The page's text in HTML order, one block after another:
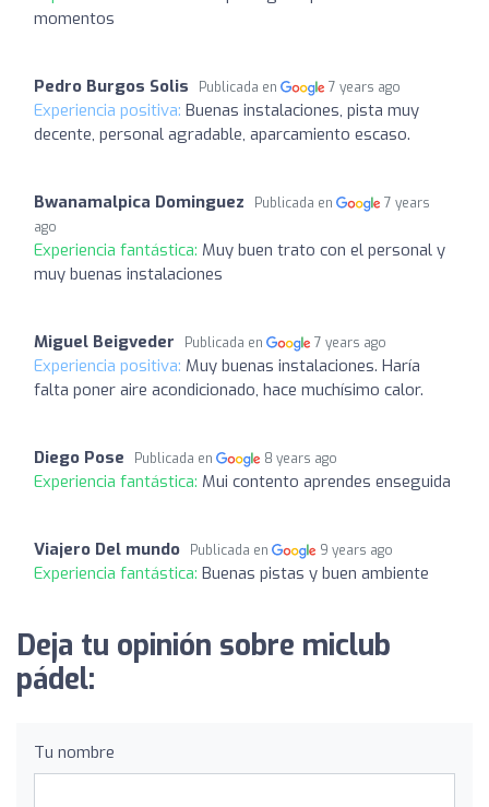
momentos
Pedro Burgos Solis Publicada en 7 years ago
Experiencia positiva: Buenas instalaciones, pista muy
decente, personal agradable, aparcamiento escaso.
Bwanamalpica Dominguez Publicada en
7 years
ago
Experiencia fantástica: Muy buen trato con el personal y
muy buenas instalaciones
Miguel Beigveder Publicada en 7 years ago
Experiencia positiva: Muy buenas instalaciones. Haría
falta poner aire acondicionado, hace muchísimo calor.
Diego Pose Publicada en 8 years ago
Experiencia fantástica: Mui contento aprendes enseguida
Viajero Del mundo Publicada en 9 years ago
Experiencia fantástica: Buenas pistas y buen ambiente
Deja tu opinión sobre miclub
pádel:
Tu nombre